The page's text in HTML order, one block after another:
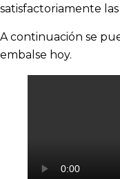
satisfactoriamente
A continuación se
embalse hoy.